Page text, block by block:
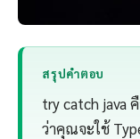
สรุปคำตอบ
try catch java
ว่าคุณจะใช้